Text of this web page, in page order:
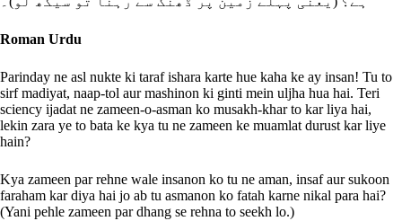
Roman Urdu
Parinday ne asl nukte ki taraf ishara karte hue kaha ke ay insan! Tu to
sirf madiyat, naap-tol aur mashinon ki ginti mein uljha hua hai. Teri
sciency ijadat ne zameen-o-asman ko musakh-khar to kar liya hai,
lekin zara ye to bata ke kya tu ne zameen ke muamlat durust kar liye
hain?
Kya zameen par rehne wale insanon ko tu ne aman, insaf aur sukoon
faraham kar diya hai jo ab tu asmanon ko fatah karne nikal para hai?
(Yani pehle zameen par dhang se rehna to seekh lo.)